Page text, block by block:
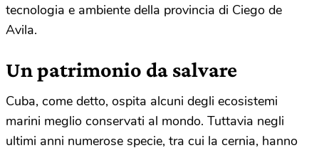
tecnologia e ambiente della provincia di Ciego de
Avila.
Un patrimonio da salvare
Cuba, come detto, ospita alcuni degli ecosistemi
marini meglio conservati al mondo. Tuttavia negli
ultimi anni numerose specie, tra cui la cernia, hanno